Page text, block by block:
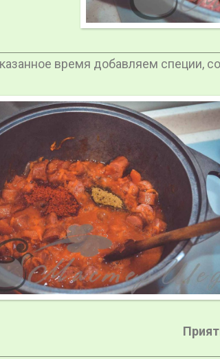
время добавляем специи,